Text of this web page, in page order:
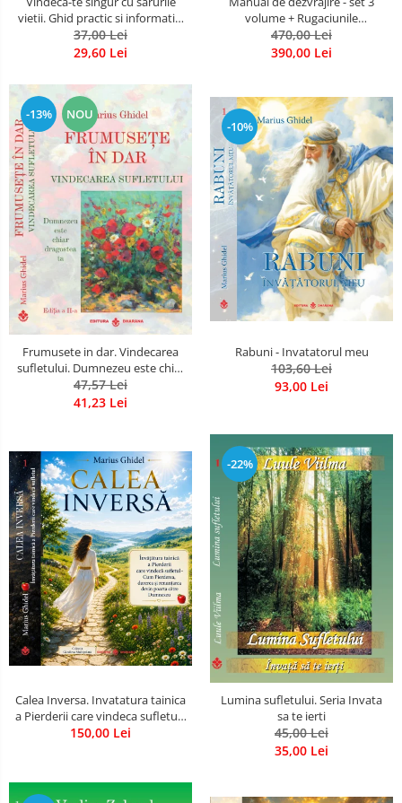
vietii. Ghid practic si informativ.
Sarurile minerale Schuessler si
multe alte secrete
37,00 Lei
29,60 Lei
volume + Rugaciunile
Luceafarului de Dimineata -
Gratuit)
470,00 Lei
390,00 Lei
-13% NOU
Frumusete in dar. Vindecarea
sufletului. Dumnezeu este chiar
dragostea ta. Editia a 2-a
47,57 Lei
41,23 Lei
-10%
Rabuni - Invatatorul meu
103,60 Lei
93,00 Lei
Calea Inversa. Invatatura tainica
a Pierderii care vindeca sufletul -
Cum Pierderea, durerea si
150,00 Lei
-22%
Lumina sufletului. Seria Invata
sa te ierti
45,00 Lei
35,00 Lei